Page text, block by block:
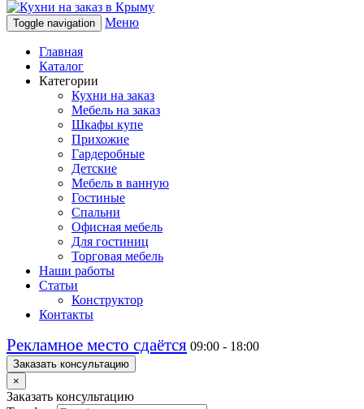
Toggle navigation Меню
Главная
Каталог
Категории
Кухни на заказ
Мебель на заказ
Шкафы купе
Прихожие
Гардеробные
Детские
Мебель в ванную
Гостиные
Спальни
Офисная мебель
Для гостиниц
Торговая мебель
Наши работы
Статьи
Конструктор
Контакты
Рекламное место сдаётся 09:00 - 18:00
Заказать консультацию
×
Заказать консультацию